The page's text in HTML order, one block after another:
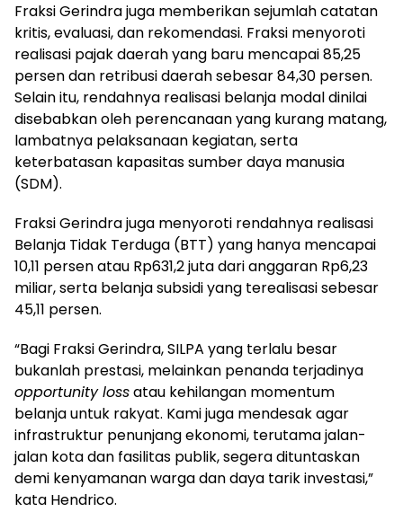
Fraksi Gerindra juga memberikan sejumlah catatan
kritis, evaluasi, dan rekomendasi. Fraksi menyoroti
realisasi pajak daerah yang baru mencapai 85,25
persen dan retribusi daerah sebesar 84,30 persen.
Selain itu, rendahnya realisasi belanja modal dinilai
disebabkan oleh perencanaan yang kurang matang,
lambatnya pelaksanaan kegiatan, serta
keterbatasan kapasitas sumber daya manusia
(SDM).
Fraksi Gerindra juga menyoroti rendahnya realisasi
Belanja Tidak Terduga (BTT) yang hanya mencapai
10,11 persen atau Rp631,2 juta dari anggaran Rp6,23
miliar, serta belanja subsidi yang terealisasi sebesar
45,11 persen.
“Bagi Fraksi Gerindra, SILPA yang terlalu besar
bukanlah prestasi, melainkan penanda terjadinya
opportunity lossatau kehilangan momentum
belanja untuk rakyat. Kami juga mendesak agar
infrastruktur penunjang ekonomi, terutama jalan-
jalan kota dan fasilitas publik, segera dituntaskan
demi kenyamanan warga dan daya tarik investasi,”
kata Hendrico.